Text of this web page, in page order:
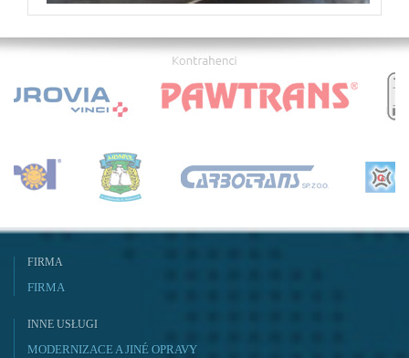
FIRMA
FIRMA
INNE USŁUGI
MODERNIZACE A JINÉ OPRAVY